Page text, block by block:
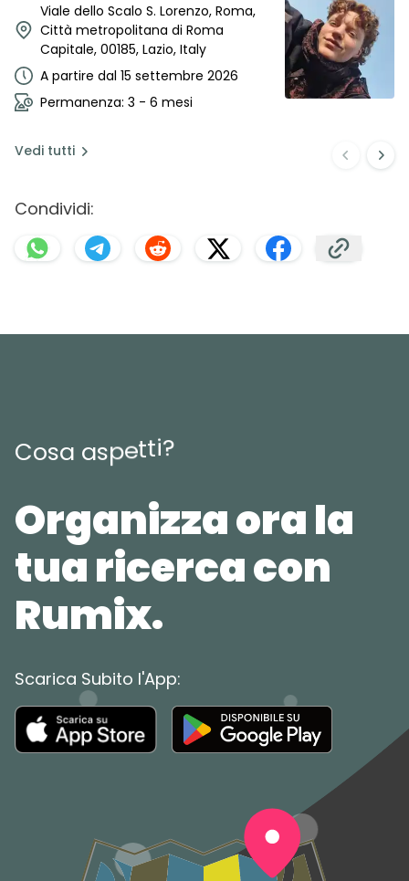
Viale dello Scalo S. Lorenzo, Roma,
Città metropolitana di Roma
Capitale, 00185, Lazio, Italy
A partire dal 15 settembre 2026
Permanenza: 3 - 6 mesi
Vedi tutti
Condividi:
Cosa aspetti?
Organizza ora la
tua ricerca con
Rumix.
Scarica Subito l'App: